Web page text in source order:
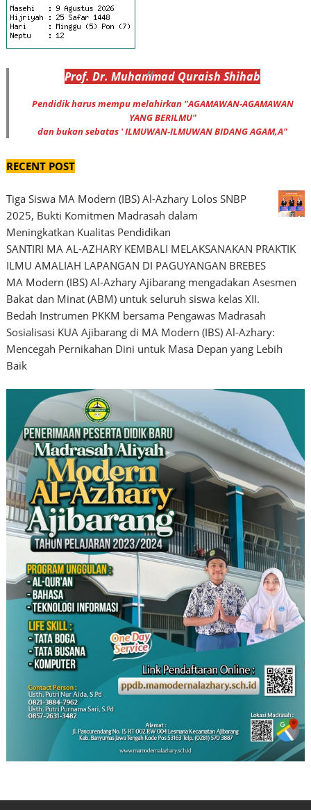
Prof. Dr. Muhammad Quraish Shihab
Pendidik harus mempu melahirkan "AGAMAWAN-AGAMAWAN
YANG BERILMU"
dan bukan sebatas ' ILMUWAN-ILMUWAN BIDANG AGAM,A"
RECENT POST
Tiga Siswa MA Modern (IBS) Al-Azhary Lolos SNBP
2025, Bukti Komitmen Madrasah dalam
Meningkatkan Kualitas Pendidikan
SANTIRI MA AL-AZHARY KEMBALI MELAKSANAKAN PRAKTIK
ILMU AMALIAH LAPANGAN DI PAGUYANGAN BREBES
MA Modern (IBS) Al-Azhary Ajibarang mengadakan Asesmen
Bakat dan Minat (ABM) untuk seluruh siswa kelas XII.
Bedah Instrumen PKKM bersama Pengawas Madrasah
Sosialisasi KUA Ajibarang di MA Modern (IBS) Al-Azhary:
Mencegah Pernikahan Dini untuk Masa Depan yang Lebih
Baik